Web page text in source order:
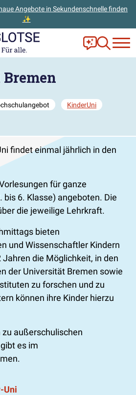
Angebote in Sekundenschnelle finden
✨
springen
Frag Ella!
Zur
KinderUni
findet einmal jährlich in den
für ganze
bis 6. Klasse) angeboten. Die
die jeweilige Lehrkraft.
bieten
und Wissenschaftler Kindern
Jahren die Möglichkeit, in den
der Universität Bremen sowie
zu forschen und zu
können ihre Kinder hierzu
außerschulischen
es im
Uni